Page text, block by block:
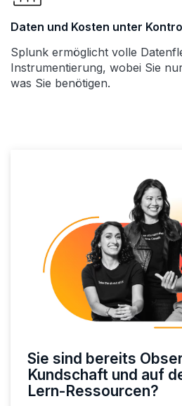
Daten und Kosten unter
Splunk ermöglicht volle
Instrumentierung, wobei Sie
was Sie benötigen.
Sie sind bereits
Kundschaft und auf
Lern-Ressourcen?